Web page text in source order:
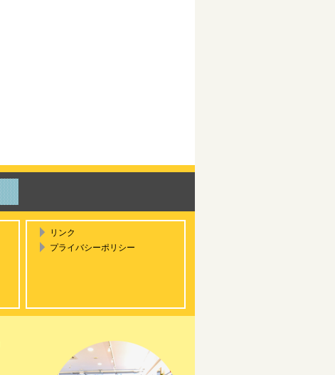
リンク
プライバシーポリシー